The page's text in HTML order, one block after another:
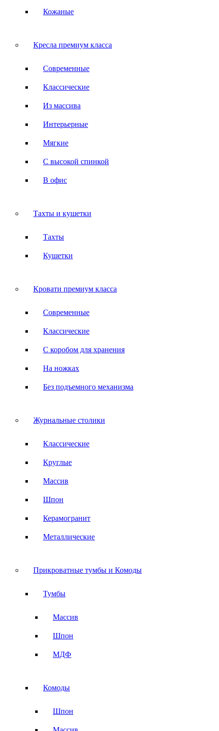
Кожаные
Кресла премиум класса
Современные
Классические
Из массива
Интерьерные
Мягкие
С высокой спинкой
В офис
Тахты и кушетки
Тахты
Кушетки
Кровати премиум класса
Современные
Классические
С коробом для хранения
На ножках
Без подъемного механизма
Журнальные столики
Классические
Круглые
Массив
Шпон
Керамогранит
Металлические
Прикроватные тумбы и Комоды
Тумбы
Массив
Шпон
МДФ
Комоды
Шпон